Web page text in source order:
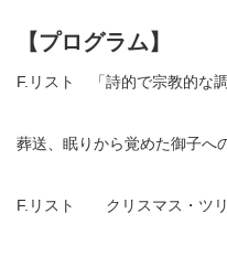
【プログラム】
F.リスト 「詩的で宗教的な
葬送、眠りから覚めた御子へ
F.リスト クリスマス・ツ